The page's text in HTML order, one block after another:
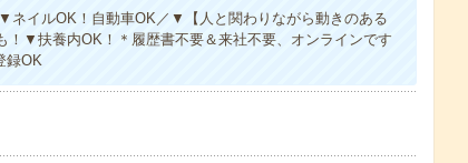
ネイルOK！自動車OK／▼【人と関わりながら動きのある
▼扶養内OK！＊履歴書不要＆来社不要、オンラインです
録OK